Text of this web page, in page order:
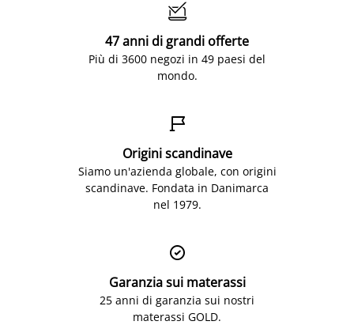

47 anni di grandi offerte
Più di 3600 negozi in 49 paesi del
mondo.

Origini scandinave
Siamo un'azienda globale, con origini
scandinave. Fondata in Danimarca
nel 1979.

Garanzia sui materassi
25 anni di garanzia sui nostri
materassi GOLD.